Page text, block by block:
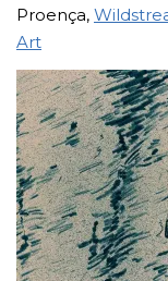
Proença,
Art